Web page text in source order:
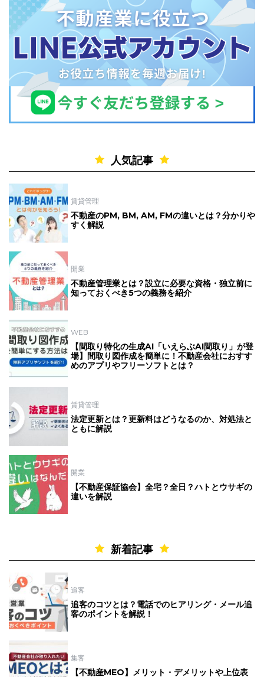
人気記事
賃貸管理
不動産のPM, BM, AM, FMの違いとは？分かりや
すく解説
開業
不動産管理業とは？設立に必要な資格・独立前に
知っておくべき5つの義務を紹介
WEB
【間取り特化の生成AI「いえらぶAI間取り」が登
場】間取り図作成を簡単に！不動産会社におすす
めのアプリやフリーソフトとは？
賃貸管理
法定更新とは？更新料はどうなるのか、対処法と
ともに解説
開業
【不動産保証協会】全宅？全日？ハトとウサギの
違いを解説
新着記事
追客
追客のコツとは？電話でのヒアリング・メール追
客のポイントを解説！
集客
【不動産MEO】メリット・デメリットや上位表